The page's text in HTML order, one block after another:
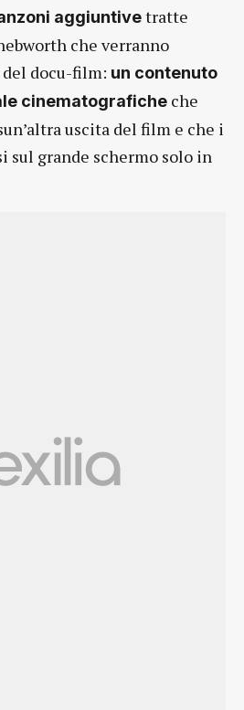
aggiuntivetratte
che verranno
docu-film: un contenuto
cinematografiche che
uscita del film e che i
sul grande schermo solo in